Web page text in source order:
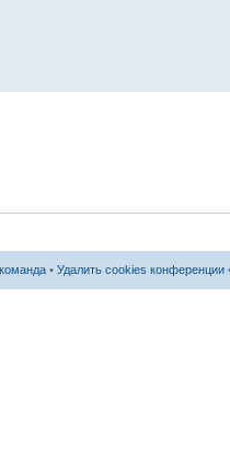
• Удалить cookies конференции